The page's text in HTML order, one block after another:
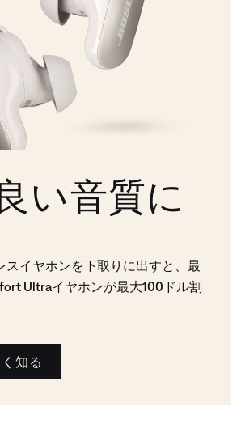
い音質に
スイヤホンを下取りに出すと、最
Ultraイヤホンが最大100ドル割
知る